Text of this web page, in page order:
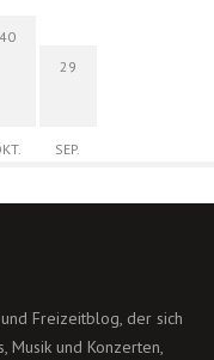
40
29
SEP.
Freizeitblog, der sich
Musik und Konzerten,